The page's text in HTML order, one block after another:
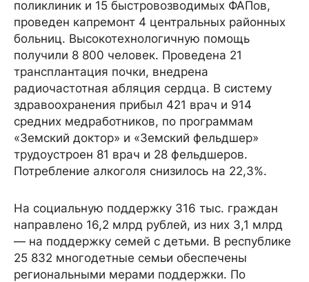
поликлиник и 15 быстровозводимых ФАПов,
проведен капремонт 4 центральных районных
больниц. Высокотехнологичную помощь
получили 8 800 человек. Проведена 21
трансплантация почки, внедрена
радиочастотная абляция сердца. В систему
здравоохранения прибыл 421 врач и 914
средних медработников, по программам
«Земский доктор» и «Земский фельдшер»
трудоустроен 81 врач и 28 фельдшеров.
Потребление алкоголя снизилось на 22,3%.
На социальную поддержку 316 тыс. граждан
направлено 16,2 млрд рублей, из них 3,1 млрд
— на поддержку семей с детьми. В республике
25 832 многодетные семьи обеспечены
региональными мерами поддержки. По